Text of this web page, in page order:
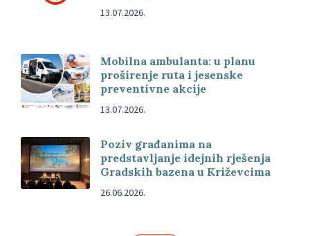
13.07.2026.
Mobilna ambulanta: u planu
proširenje ruta i jesenske
preventivne akcije
13.07.2026.
Poziv građanima na
predstavljanje idejnih rješenja
Gradskih bazena u Križevcima
26.06.2026.